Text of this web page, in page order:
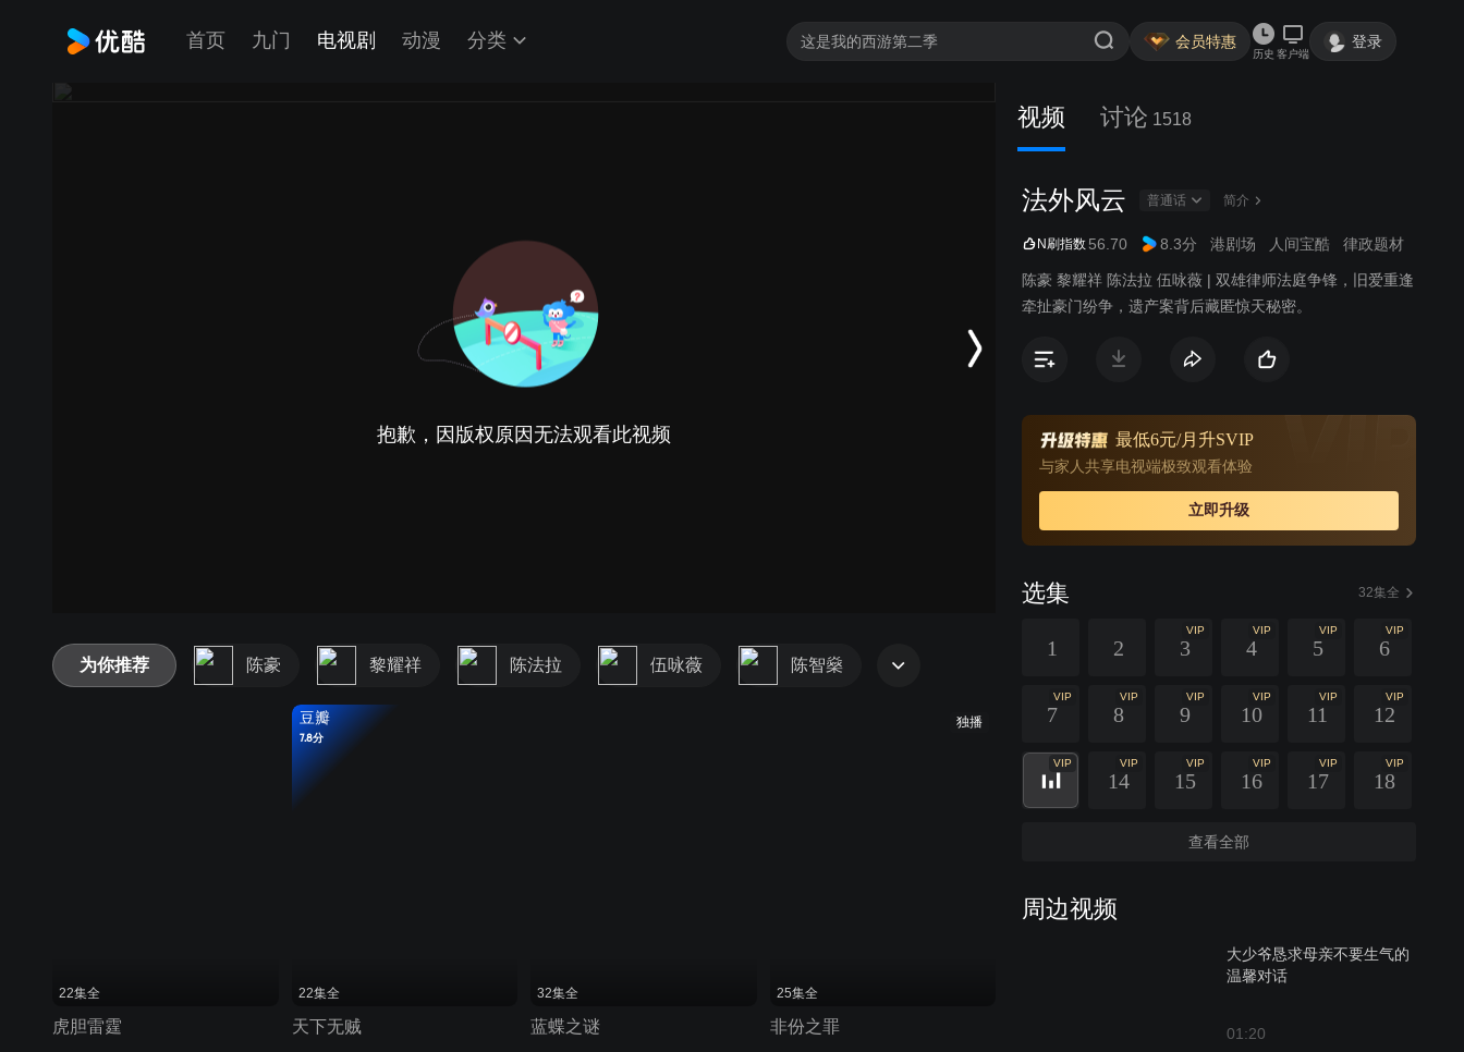
首页 九门 电视剧 动漫 分类 会员特惠
历史 客户端
登录
抱歉，因版权原因无法观看此视频
视频 讨论 1518
法外风云 普通话 简介
N刷指数 56.70 8.3分 港剧场 人间宝酷 律政题材
陈豪 黎耀祥 陈法拉 伍咏薇 | 双雄律师法庭争锋，旧爱重逢
牵扯豪门纷争，遗产案背后藏匿惊天秘密。
最低6元/月升SVIP
与家人共享电视端极致观看体验
立即升级
选集 32集全
1 2
VIP
3
VIP
4
VIP
5
VIP
6
VIP
7
VIP
8
VIP
9
VIP
10
VIP
11
VIP
12
VIP VIP
14
VIP
15
VIP
16
VIP
17
VIP
18
查看全部
周边视频
大少爷恳求母亲不要生气的
温馨对话
01:20
为你推荐 陈豪 黎耀祥 陈法拉 伍咏薇 陈智燊
22集全
虎胆雷霆
豆瓣
7.8分
22集全
天下无贼
32集全
蓝蝶之谜
独播
25集全
非份之罪